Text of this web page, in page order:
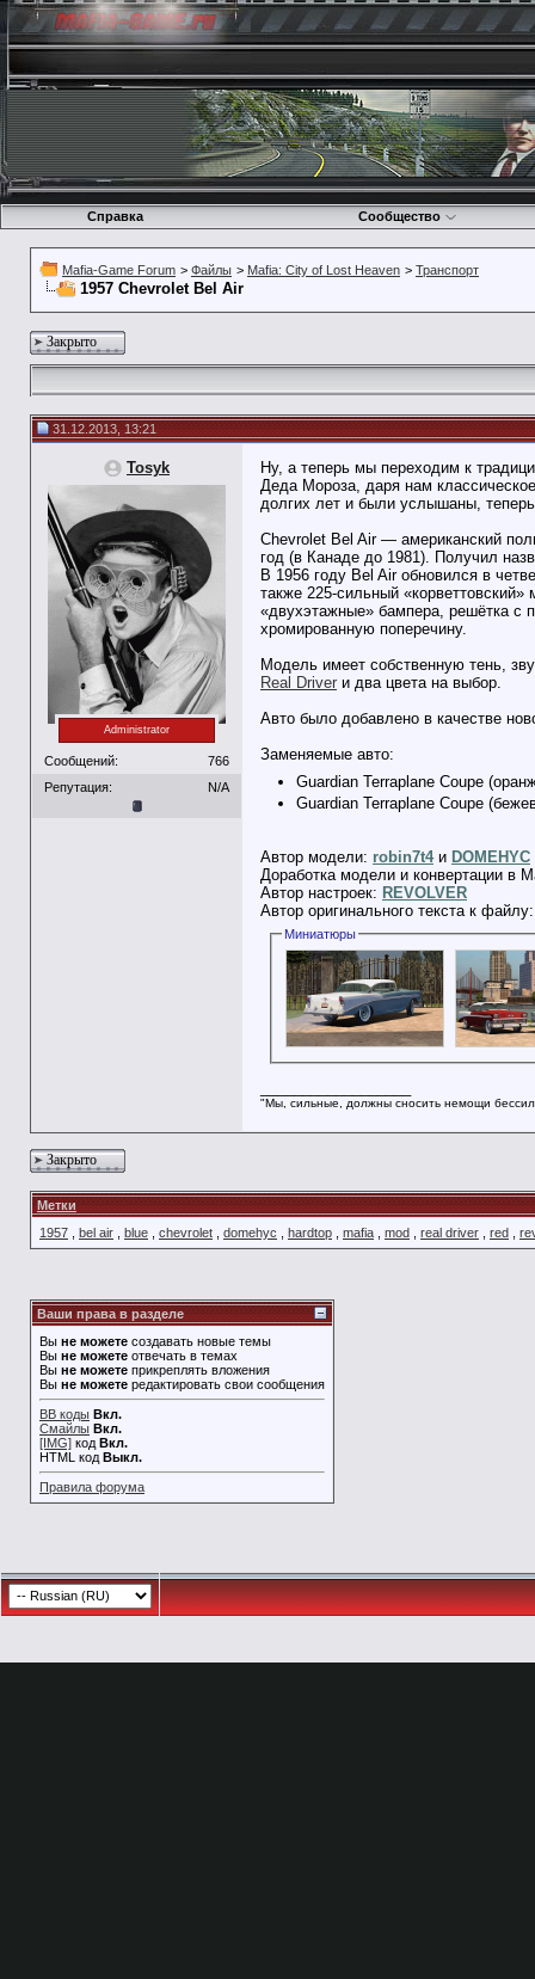
Справка Сообщество
Mafia-Game Forum > Файлы > Mafia: City of Lost Heaven > Транспорт
1957 Chevrolet Bel Air
Закрыто
31.12.2013, 13:21
Tosyk
Administrator
Сообщений:
766
Репутация:
N/A
Ну, а теперь мы переходим к
Деда Мороза, даря нам
долгих лет и были услышаны,
Chevrolet Bel Air — американский
год (в Канаде до 1981). Получил
В 1956 году Bel Air обновился в
также 225-сильный
«двухэтажные» бампера, решётка с
хромированную поперечину.
Модель имеет собственную тень,
Real Driver и два цвета на выбор.
Авто было добавлено в качестве
Заменяемые авто:
Guardian Terraplane Coupe
Guardian Terraplane Coupe
Автор модели: robin7t4и DOMEHYC
Доработка модели и конвертации в
Автор настроек: REVOLVER
Автор оригинального текста к
Миниатюры
"Мы, сильные, должны сносить немощи
Закрыто
Метки
1957
bel air blue chevrolet domehyc hardtop mafia mod real driver red
Ваши права в разделе
Вы не можете создавать новые темы
Вы не можете отвечать в темах
Вы не можете прикреплять вложения
Вы не можете редактировать свои сообщения
BB коды Вкл.
Смайлы Вкл.
[IMG] код Вкл.
HTML код Выкл.
Правила форума